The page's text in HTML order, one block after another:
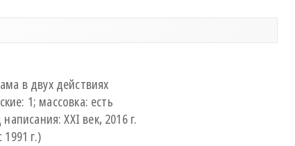
в двух действиях
1; массовка: есть
XXI век, 2016 г.
г.)